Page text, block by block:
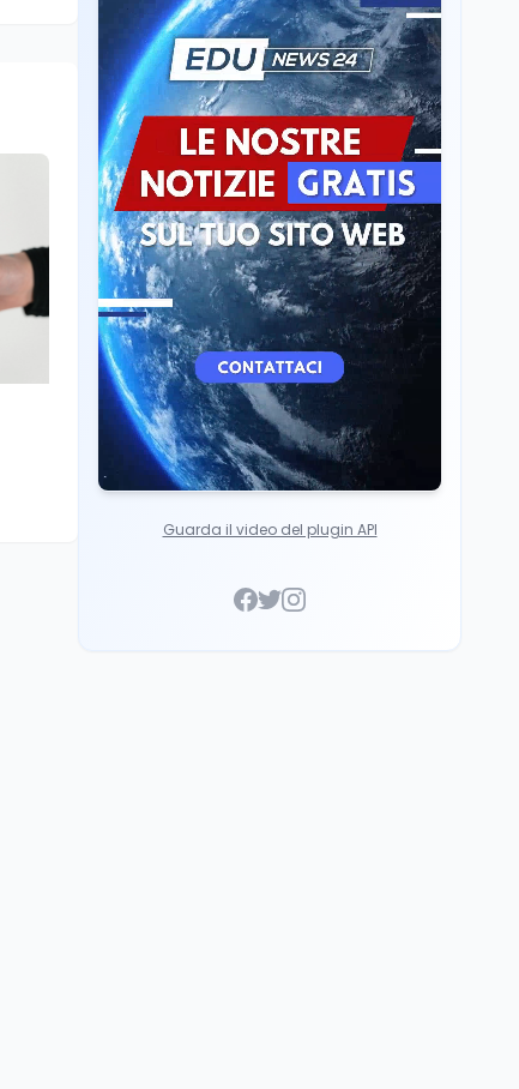
settembre tra legge
elettorale e Rai. La
premier Meloni attesa a
Bari il 4 settembre per
celebrare il governo più
longevo dell’Italia
repubblicana
Cultura7 ago
Ravenna, il settembre
dantesco nel 705°
anniversario della morte
del Sommo Poeta
Cultura7 ago
Franca Ghitti a Santa
Giulia: il quarto capitolo
dei Palcoscenici
Guarda il video del plugin API